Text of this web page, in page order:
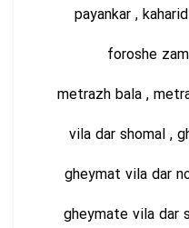
payankar ,
foroshe
metrazh bala ,
vila dar shomal ,
gheymat vila dar
gheymate vila dar